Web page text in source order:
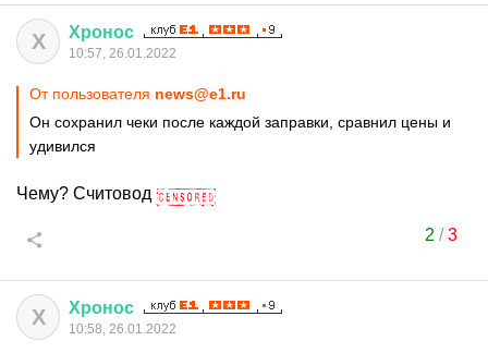
Х Хронос
10:57, 26.01.2022
От пользователя news@e1.ru
Он сохранил чеки после каждой заправки, сравнил цены и
удивился
Чему? Считовод
2 /3
Х Хронос
10:58, 26.01.2022